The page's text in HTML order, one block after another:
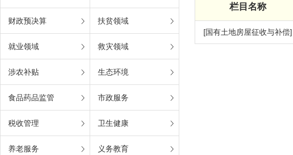
财政预决算 扶贫领域
就业领域 救灾领域
涉农补贴 生态环境
食品药品监管 市政服务
税收管理 卫生健康
养老服务 义务教育
栏目名称
[国有土地房屋征收与补偿]